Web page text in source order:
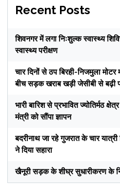
Recent Posts
शिवनगर में लगा निःशुल्क स्वास्थ्य
स्वास्थ्य परीक्षण
चार दिनों से ठप बिरही-निजमुला
बीच सड़क खराब खड़ी जेसीबी से बढ़ी
भारी बारिश से प्रभावित ज्योतिर्मठ
मंत्री को सौंपा ज्ञापन
बदरीनाथ जा रहे गुजरात के चार
ने दिया सहारा
खैनूरी सड़क के शीघ्र सुधारीकरण के